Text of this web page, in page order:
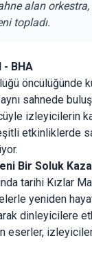
alan
topladı.
- BHA
öncülüğünde
sahnede
izleyicilerin
etkinliklerde
Bir Soluk
tarihi Kızlar
yeniden
dinleyicilere